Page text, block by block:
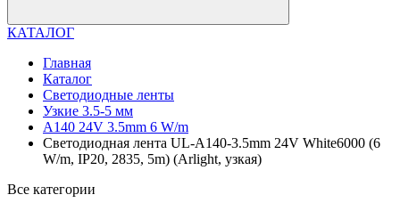
КАТАЛОГ
Главная
Каталог
Светодиодные ленты
Узкие 3.5-5 мм
A140 24V 3.5mm 6 W/m
Светодиодная лента UL-A140-3.5mm 24V White6000 (6
W/m, IP20, 2835, 5m) (Arlight, узкая)
Все категории